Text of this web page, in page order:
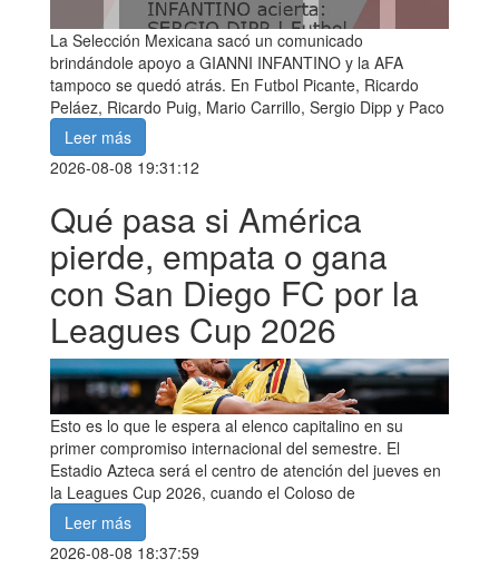
La Selección Mexicana sacó un comunicado
brindándole apoyo a GIANNI INFANTINO y la AFA
tampoco se quedó atrás. En Futbol Picante, Ricardo
Peláez, Ricardo Puig, Mario Carrillo, Sergio Dipp y Paco
Leer más
2026-08-08 19:31:12
Qué pasa si América
pierde, empata o gana
con San Diego FC por la
Leagues Cup 2026
Esto es lo que le espera al elenco capitalino en su
primer compromiso internacional del semestre. El
Estadio Azteca será el centro de atención del jueves en
la Leagues Cup 2026, cuando el Coloso de
Leer más
2026-08-08 18:37:59